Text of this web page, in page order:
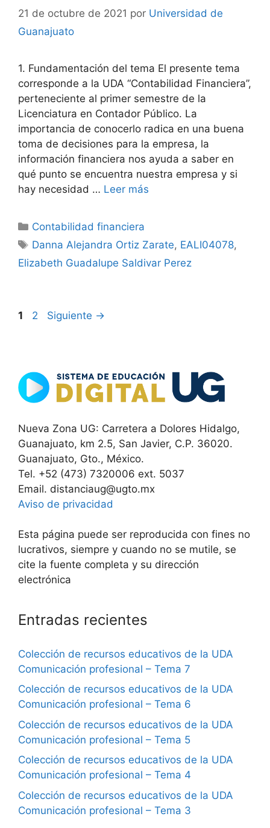
21 de octubre de 2021 por Universidad de
Guanajuato
1. Fundamentación del tema El presente tema
corresponde a la UDA “Contabilidad Financiera”,
perteneciente al primer semestre de la
Licenciatura en Contador Público. La
importancia de conocerlo radica en una buena
toma de decisiones para la empresa, la
información financiera nos ayuda a saber en
qué punto se encuentra nuestra empresa y si
hay necesidad … Leer más
Categorías
Contabilidad financiera
Etiquetas
Danna Alejandra Ortiz Zarate, EALI04078,
Elizabeth Guadalupe Saldivar Perez
Página
1 Página
2 Siguiente →
Nueva Zona UG: Carretera a Dolores Hidalgo,
Guanajuato, km 2.5, San Javier, C.P. 36020.
Guanajuato, Gto., México.
Tel. +52 (473) 7320006 ext. 5037
Email. distanciaug@ugto.mx
Aviso de privacidad
Esta página puede ser reproducida con fines no
lucrativos, siempre y cuando no se mutile, se
cite la fuente completa y su dirección
electrónica
Entradas recientes
Colección de recursos educativos de la UDA
Comunicación profesional – Tema 7
Colección de recursos educativos de la UDA
Comunicación profesional – Tema 6
Colección de recursos educativos de la UDA
Comunicación profesional – Tema 5
Colección de recursos educativos de la UDA
Comunicación profesional – Tema 4
Colección de recursos educativos de la UDA
Comunicación profesional – Tema 3